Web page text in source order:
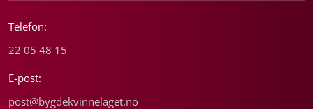
Telefon:
22 05 48 15
E-post:
post@bygdekvinnelaget.no